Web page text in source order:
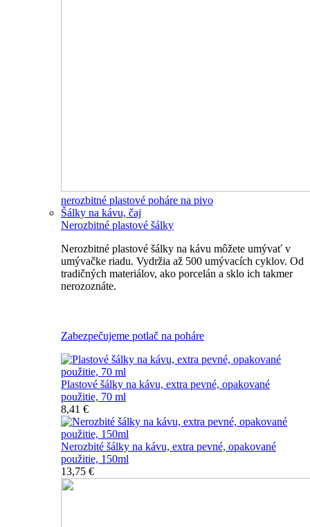
nerozbitné plastové poháre na pivo
Šálky na kávu, čaj
Nerozbitné plastové šálky
Nerozbitné plastové šálky na kávu môžete umývať v
umývačke riadu. Vydržia až 500 umývacích cyklov. Od
tradičných materiálov, ako porcelán a sklo ich takmer
nerozoznáte.
Zabezpečujeme potlač na poháre
Plastové šálky na kávu, extra pevné, opakované
použitie, 70 ml
8,41 €
Nerozbité šálky na kávu, extra pevné, opakované
použitie, 150ml
13,75 €